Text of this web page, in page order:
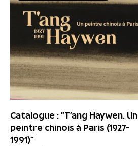
Catalogue : "T’ang Haywen. Un
peintre chinois à Paris (1927-
1991)"